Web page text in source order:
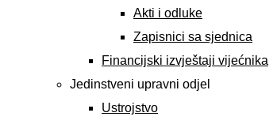
Akti i odluke
Zapisnici sa sjednica
Financijski izvještaji vijećnika
Jedinstveni upravni odjel
Ustrojstvo